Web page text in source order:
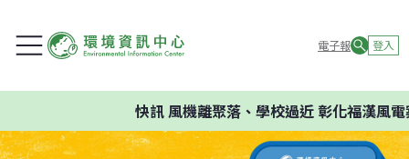
電子報 登入
快訊風機離聚落、學校過近 彰化福漢風電